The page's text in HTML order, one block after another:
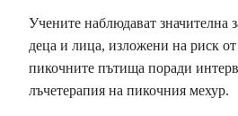
Учените наблюдават значителна
деца и лица, изложени на риск
пикочните пътища поради
лъчетерапия на пикочния мехур.